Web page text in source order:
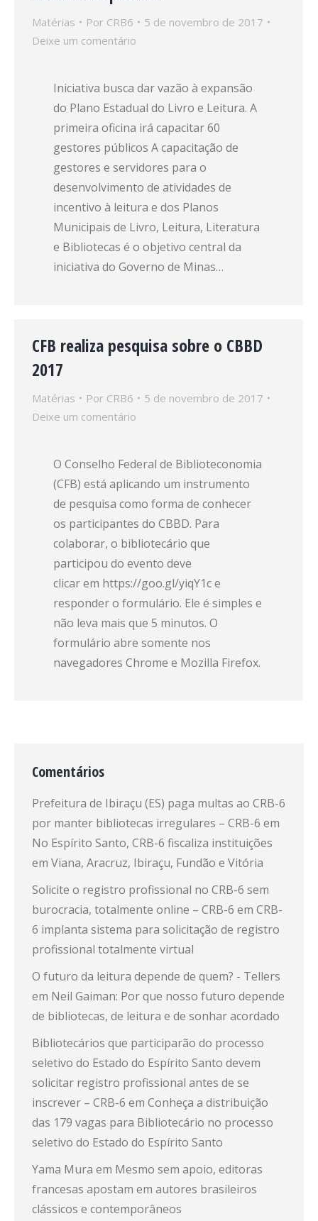
Matérias Por CRB6
5 de novembro de 2017
Deixe um comentário
Iniciativa busca dar vazão à expansão
do Plano Estadual do Livro e Leitura. A
primeira oficina irá capacitar 60
gestores públicos A capacitação de
gestores e servidores para o
desenvolvimento de atividades de
incentivo à leitura e dos Planos
Municipais de Livro, Leitura, Literatura
e Bibliotecas é o objetivo central da
iniciativa do Governo de Minas…
CFB realiza pesquisa sobre o CBBD
2017
Matérias Por CRB6
5 de novembro de 2017
Deixe um comentário
O Conselho Federal de Biblioteconomia
(CFB) está aplicando um instrumento
de pesquisa como forma de conhecer
os participantes do CBBD. Para
colaborar, o bibliotecário que
participou do evento deve
clicar em https://goo.gl/yiqY1c e
responder o formulário. Ele é simples e
não leva mais que 5 minutos. O
formulário abre somente nos
navegadores Chrome e Mozilla Firefox.
Comentários
Prefeitura de Ibiraçu (ES) paga multas ao CRB-6
por manter bibliotecas irregulares – CRB-6 em
No Espírito Santo, CRB-6 fiscaliza instituições
em Viana, Aracruz, Ibiraçu, Fundão e Vitória
Solicite o registro profissional no CRB-6 sem
burocracia, totalmente online – CRB-6 em CRB-
6 implanta sistema para solicitação de registro
profissional totalmente virtual
O futuro da leitura depende de quem? - Tellers
em Neil Gaiman: Por que nosso futuro depende
de bibliotecas, de leitura e de sonhar acordado
Bibliotecários que participarão do processo
seletivo do Estado do Espírito Santo devem
solicitar registro profissional antes de se
inscrever – CRB-6 em Conheça a distribuição
das 179 vagas para Bibliotecário no processo
seletivo do Estado do Espírito Santo
Yama Mura em Mesmo sem apoio, editoras
francesas apostam em autores brasileiros
clássicos e contemporâneos